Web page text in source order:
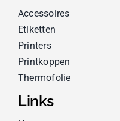
Accessoires
Etiketten
Printers
Printkoppen
Thermofolie
Links